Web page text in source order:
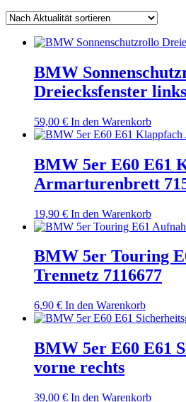
BMW
Dreiecksfenster
59,00 € In den Warenkorb
BMW 5er E60 E61
Armarturenbrett
19,90 € In den Warenkorb
BMW 5er Touring
Trennetz 7116677
6,90 € In den Warenkorb
BMW 5er E60 E61
vorne rechts
39,00 € In den Warenkorb